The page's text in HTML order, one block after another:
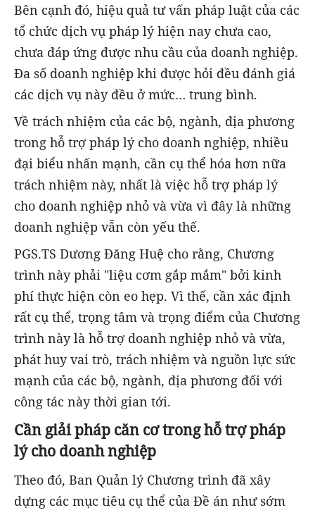
Bên cạnh đó, hiệu quả tư vấn pháp luật của các
tổ chức dịch vụ pháp lý hiện nay chưa cao,
chưa đáp ứng được nhu cầu của doanh nghiệp.
Đa số doanh nghiệp khi được hỏi đều đánh giá
các dịch vụ này đều ở mức… trung bình.
Về trách nhiệm của các bộ, ngành, địa phương
trong hỗ trợ pháp lý cho doanh nghiệp, nhiều
đại biểu nhấn mạnh, cần cụ thể hóa hơn nữa
trách nhiệm này, nhất là việc hỗ trợ pháp lý
cho doanh nghiệp nhỏ và vừa vì đây là những
doanh nghiệp vẫn còn yếu thế.
PGS.TS Dương Đăng Huệ cho rằng, Chương
trình này phải "liệu cơm gắp mắm" bởi kinh
phí thực hiện còn eo hẹp. Vì thế, cần xác định
rất cụ thể, trọng tâm và trọng điểm của Chương
trình này là hỗ trợ doanh nghiệp nhỏ và vừa,
phát huy vai trò, trách nhiệm và nguồn lực sức
mạnh của các bộ, ngành, địa phương đối với
công tác này thời gian tới.
Cần giải pháp căn cơ trong hỗ trợ pháp
lý cho doanh nghiệp
Theo đó, Ban Quản lý Chương trình đã xây
dựng các mục tiêu cụ thể của Đề án như sớm